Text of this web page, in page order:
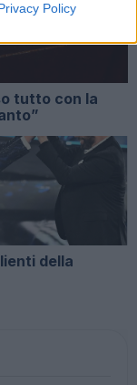
Policy
tutto con la
della